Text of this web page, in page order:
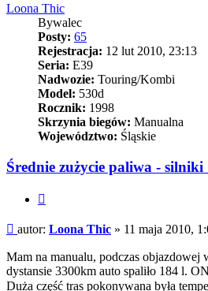
Loona Thic
Bywalec
Posty: 65
Rejestracja: 12 lut 2010, 23:13
Seria: E39
Nadwozie: Touring/Kombi
Model: 530d
Rocznik: 1998
Skrzynia biegów: Manualna
Województwo: Śląskie
Średnie zużycie paliwa - silniki
Post
autor: Loona Thic » 11 maja 2010,
Mam na manualu, podczas objazdowej
dystansie 3300km auto spaliło 184 l.
Duża część tras pokonywana była